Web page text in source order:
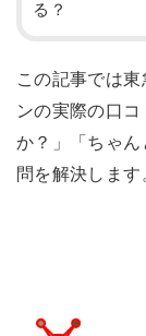
る？
この記事では
ンの実際の口
か？」「ちゃ
問を解決します